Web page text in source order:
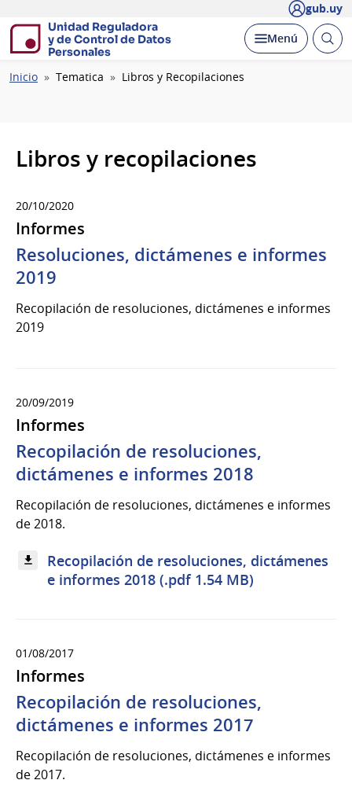
gub.uy
Unidad Reguladora
y de Control de Datos
Personales
Desplegar
Menú Abrir
Ruta
Inicio Tematica Libros y Recopilaciones
Libros y recopilaciones
20/10/2020
Informes
Resoluciones, dictámenes e informes
2019
Recopilación de resoluciones, dictámenes e informes
2019
20/09/2019
Informes
Recopilación de resoluciones,
dictámenes e informes 2018
Recopilación de resoluciones, dictámenes e informes
de 2018.
Recopilación de resoluciones, dictámenes
e informes 2018 (.pdf 1.54 MB)
01/08/2017
Informes
Recopilación de resoluciones,
dictámenes e informes 2017
Recopilación de resoluciones, dictámenes e informes
de 2017.